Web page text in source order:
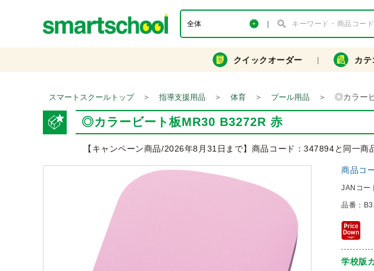
クイックオーダー カテ
スマートスクールトップ ＞ 指導支援用品 ＞ 体育 ＞ プール用品 ＞ ◎カラー
◎カラービート板MR30 B3272R 赤
【キャンペーン商品/2026年8月31日まで】商品コード：347894と同一商
商品コ
JANコー
品番：
学校版